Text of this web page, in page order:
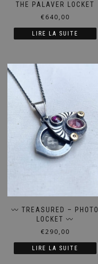
THE PALAVER LOCKET
€640,00
LIRE LA SUITE
〰️ TREASURED – PHOTO
LOCKET 〰️
€290,00
LIRE LA SUITE